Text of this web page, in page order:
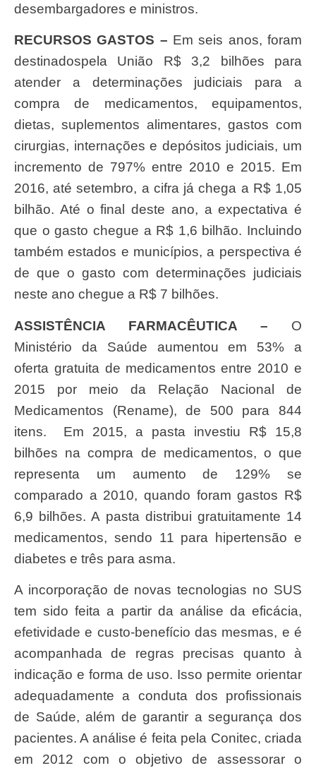
desembargadores e ministros.
RECURSOS GASTOS – Em seis anos, foram
destinadospela União R$ 3,2 bilhões para
atender a determinações judiciais para a
compra de medicamentos, equipamentos,
dietas, suplementos alimentares, gastos com
cirurgias, internações e depósitos judiciais, um
incremento de 797% entre 2010 e 2015. Em
2016, até setembro, a cifra já chega a R$ 1,05
bilhão. Até o final deste ano, a expectativa é
que o gasto chegue a R$ 1,6 bilhão. Incluindo
também estados e municípios, a perspectiva é
de que o gasto com determinações judiciais
neste ano chegue a R$ 7 bilhões.
ASSISTÊNCIA FARMACÊUTICA – O
Ministério da Saúde aumentou em 53% a
oferta gratuita de medicamentos entre 2010 e
2015 por meio da Relação Nacional de
Medicamentos (Rename), de 500 para 844
itens. Em 2015, a pasta investiu R$ 15,8
bilhões na compra de medicamentos, o que
representa um aumento de 129% se
comparado a 2010, quando foram gastos R$
6,9 bilhões. A pasta distribui gratuitamente 14
medicamentos, sendo 11 para hipertensão e
diabetes e três para asma.
A incorporação de novas tecnologias no SUS
tem sido feita a partir da análise da eficácia,
efetividade e custo-benefício das mesmas, e é
acompanhada de regras precisas quanto à
indicação e forma de uso. Isso permite orientar
adequadamente a conduta dos profissionais
de Saúde, além de garantir a segurança dos
pacientes. A análise é feita pela Conitec, criada
em 2012 com o objetivo de assessorar o